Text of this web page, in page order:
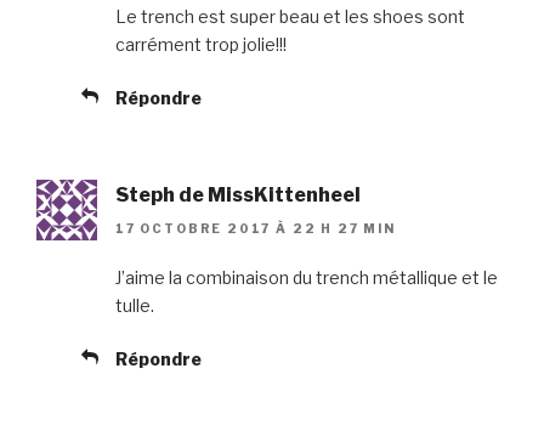
Le trench est super beau et les shoes sont
carrément trop jolie!!!
Répondre
Steph de MissKittenheel
17 OCTOBRE 2017 À 22 H 27 MIN
J’aime la combinaison du trench métallique et le
tulle.
Répondre